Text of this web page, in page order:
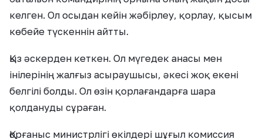
келген. Ол осыдан кейін жәбірлеу, қорлау, қысым
көбейе түскеннін айтты.
Қыз әскерден кеткен. Ол мүгедек анасы мен
інілерінің жалғыз асыраушысы, әкесі жоқ екені
белгілі болды. Ол өзін қорлағандарға шара
қолдануды сұраған.
Қорғаныс министрлігі өкілдері шұғыл комиссия